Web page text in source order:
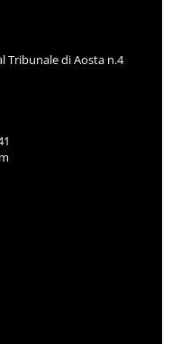
Tribunale di Aosta n.4